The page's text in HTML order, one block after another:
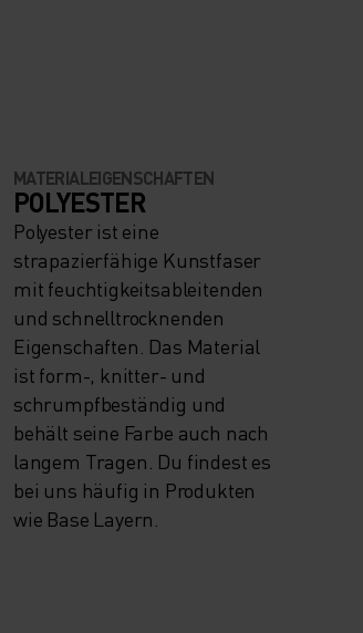
MATERIALEIGENSCHAFTEN
POLYESTER
Polyester ist eine
strapazierfähige Kunstfaser
mit feuchtigkeitsableitenden
und schnelltrocknenden
Eigenschaften. Das Material
ist form-, knitter- und
schrumpfbeständig und
behält seine Farbe auch nach
langem Tragen. Du findest es
bei uns häufig in Produkten
wie Base Layern.